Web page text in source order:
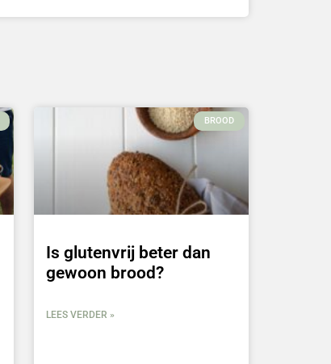
BROOD
Is glutenvrij beter dan
gewoon brood?
LEES VERDER »